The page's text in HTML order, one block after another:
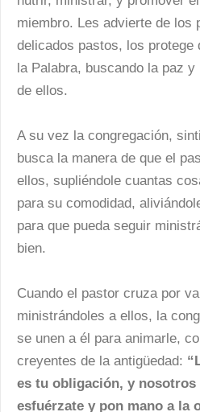
miembro. Les advierte de los
delicados pastos, los protege
la Palabra, buscando la paz
de ellos.
A su vez la congregación,
busca la manera de que el
ellos, supliéndole cuantas
para su comodidad,
para que pueda seguir
bien.
Cuando el pastor cruza por
ministrándoles a ellos, la
se unen a él para animarle,
creyentes de la antigüedad:
es tu obligación, y
esfuérzate y pon mano a la